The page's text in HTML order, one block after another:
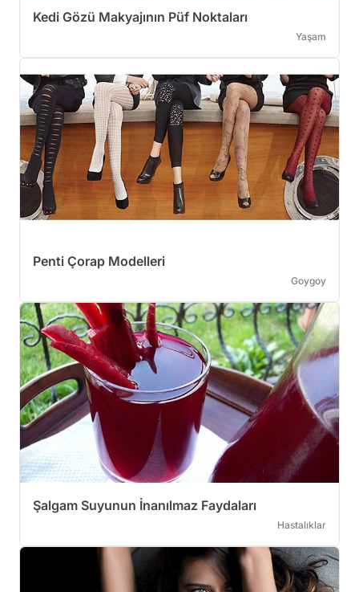
Kedi Gözü Makyajının Püf Noktaları
Yaşam
Penti Çorap Modelleri
Goygoy
Şalgam Suyunun İnanılmaz Faydaları
Hastalıklar